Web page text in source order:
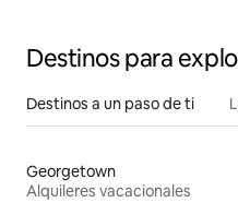
Destinos para
Destinos a un paso de ti
Georgetown
Alquileres vacacionales